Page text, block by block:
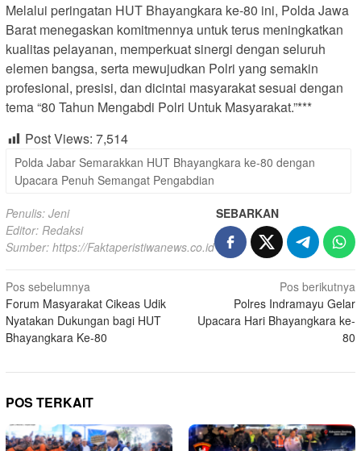
Melalui peringatan HUT Bhayangkara ke-80 ini, Polda Jawa
Barat menegaskan komitmennya untuk terus meningkatkan
kualitas pelayanan, memperkuat sinergi dengan seluruh
elemen bangsa, serta mewujudkan Polri yang semakin
profesional, presisi, dan dicintai masyarakat sesuai dengan
tema “80 Tahun Mengabdi Polri Untuk Masyarakat.”***
Post Views: 7,514
Polda Jabar Semarakkan HUT Bhayangkara ke-80 dengan
Upacara Penuh Semangat Pengabdian
Penulis: Jeni
Editor: Redaksi
Sumber: https://Faktaperistiwanews.co.id
SEBARKAN
Navigasi
pos
Pos sebelumnya
Forum Masyarakat Cikeas Udik
Nyatakan Dukungan bagi HUT
Bhayangkara Ke-80
Pos berikutnya
Polres Indramayu Gelar
Upacara Hari Bhayangkara ke-
80
POS TERKAIT